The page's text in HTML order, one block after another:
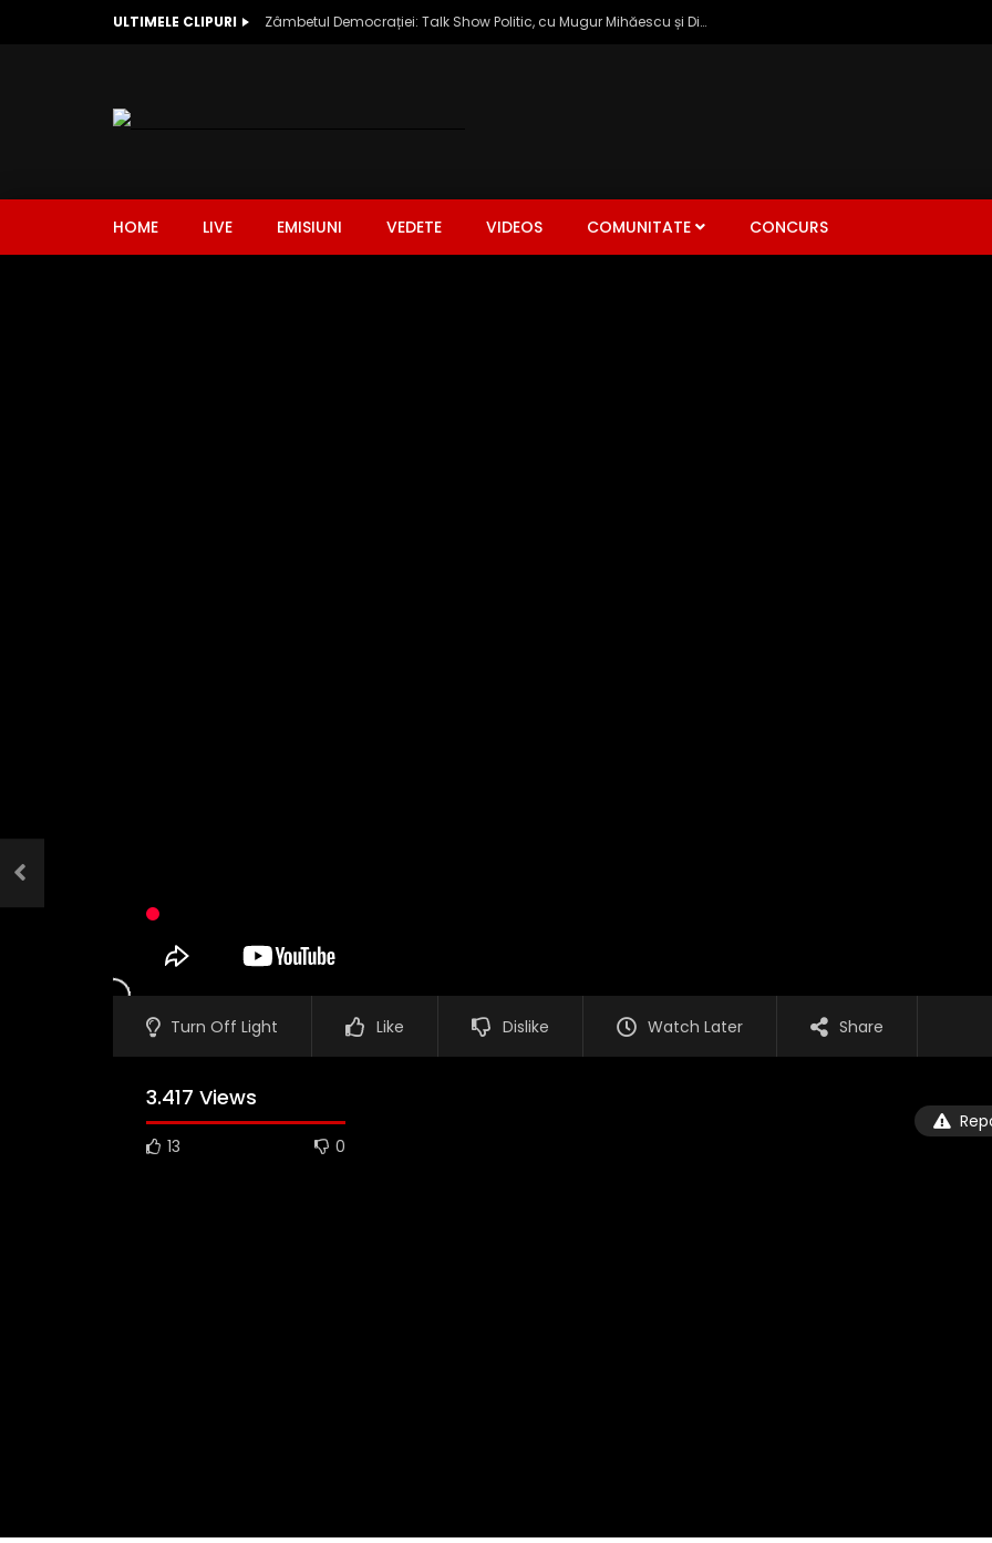
ULTIMELE CLIPURI Zâmbetul Democrației: Talk Show Politic, cu Mugur Mihăescu și Dinu Popescu
HOME LIVE EMISIUNI VEDETE VIDEOS COMUNITATE CONCURS
Turn Off Light Like Dislike Watch Later Share
3.417 Views
13 0